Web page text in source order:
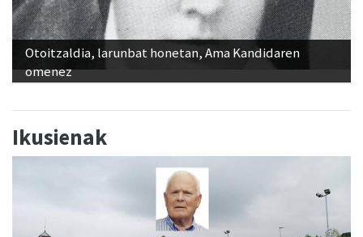
Otoitzaldia, larunbat honetan, Ama Kandidaren
omenez
Ikusienak